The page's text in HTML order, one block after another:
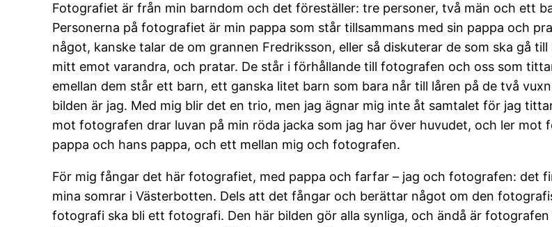
Fotografiet är från min barndom och det föreställer: tre personer, två män och ett
Personerna på fotografiet är min pappa som står tillsammans med sin pappa och
något, kanske talar de om grannen Fredriksson, eller så diskuterar de som ska gå
mitt emot varandra, och pratar. De står i förhållande till fotografen och oss som
emellan dem står ett barn, ett ganska litet barn som bara når till låren på de två
bilden är jag. Med mig blir det en trio, men jag ägnar mig inte åt samtalet för jag
mot fotografen drar luvan på min röda jacka som jag har över huvudet, och ler
pappa och hans pappa, och ett mellan mig och fotografen.
För mig fångar det här fotografiet, med pappa och farfar – jag och fotografen: det
mina somrar i Västerbotten. Dels att det fångar och berättar något om den
fotografi ska bli ett fotografi. Den här bilden gör alla synliga, och ändå är